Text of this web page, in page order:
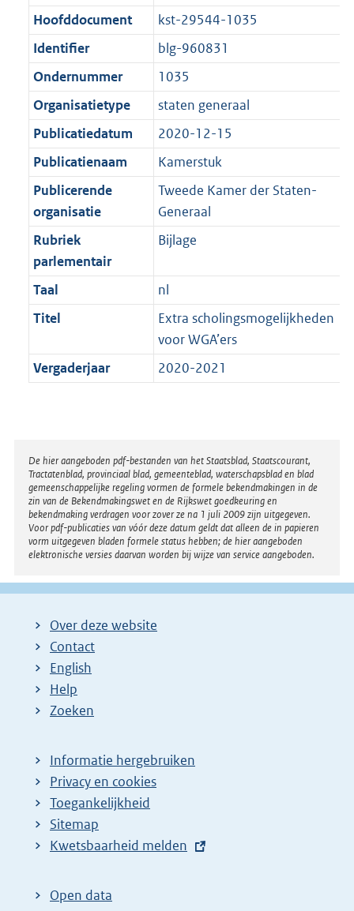
e
n
f
o
r
m
a
a
t
,
6
M
b
r
o
o
t
e
:
1
K
b
g
r
o
t
t
e
:
1
K
b
Hoofddocument
kst-29544-1035
Identifier
blg-960831
Ondernummer
1035
Organisatietype
staten generaal
Publicatiedatum
2020-12-15
Publicatienaam
Kamerstuk
Publicerende
organisatie
Tweede Kamer der Staten-
Generaal
Rubriek
parlementair
Bijlage
Taal
nl
Titel
Extra scholingsmogelijkheden
voor WGA’ers
Vergaderjaar
2020-2021
Disclaimer
De hier aangeboden pdf-bestanden van het Staatsblad, Staatscourant,
Tractatenblad, provinciaal blad, gemeenteblad, waterschapsblad en blad
gemeenschappelijke regeling vormen de formele bekendmakingen in de
zin van de Bekendmakingswet en de Rijkswet goedkeuring en
bekendmaking verdragen voor zover ze na 1 juli 2009 zijn uitgegeven.
Voor pdf-publicaties van vóór deze datum geldt dat alleen de in papieren
vorm uitgegeven bladen formele status hebben; de hier aangeboden
elektronische versies daarvan worden bij wijze van service aangeboden.
Over deze website
Contact
English
Help
Zoeken
Informatie hergebruiken
Privacy en cookies
Toegankelijkheid
Sitemap
E
t
Kwetsbaarheid melden
Open data